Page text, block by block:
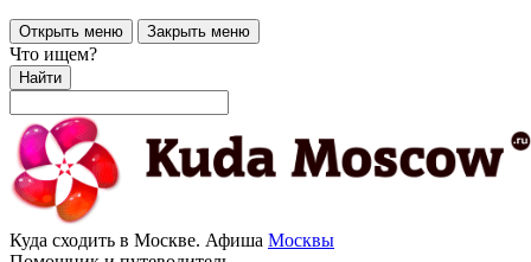
Открыть меню Закрыть меню
Что ищем?
Найти
Куда сходить в Москве. Афиша Москвы